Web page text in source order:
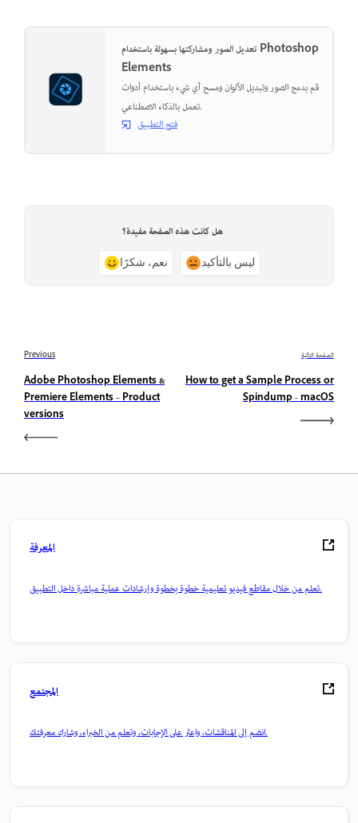
تعديل الصور ومشاركتها بسهولة باستخدام Photoshop
Elements
قم بدمج الصور وتبديل الألوان ومسح أي شيء باستخدام أدوات
تعمل بالذكاء الاصطناعي.
فتح التطبيق
هل كانت هذه الصفحة مفيدة؟
نعم، شكرًا ليس بالتأكيد
Previous
Adobe Photoshop Elements &
Premiere Elements – Product
versions
الصفحة التالية
How to get a Sample Process or
Spindump - macOS
المعرفة
تعلم من خلال مقاطع فيديو تعليمية خطوة بخطوة وإرشادات عملية مباشرة داخل التطبيق.
المجتمع
انضم إلى المناقشات، واعثر على الإجابات، وتعلم من الخبراء، وشارك معرفتك.